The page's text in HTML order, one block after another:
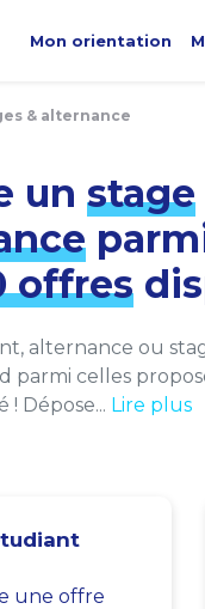
Mon orientation
& alternance
un stage
offres
alternance ou
parmi celles
Dépose... Lire plus
une offre